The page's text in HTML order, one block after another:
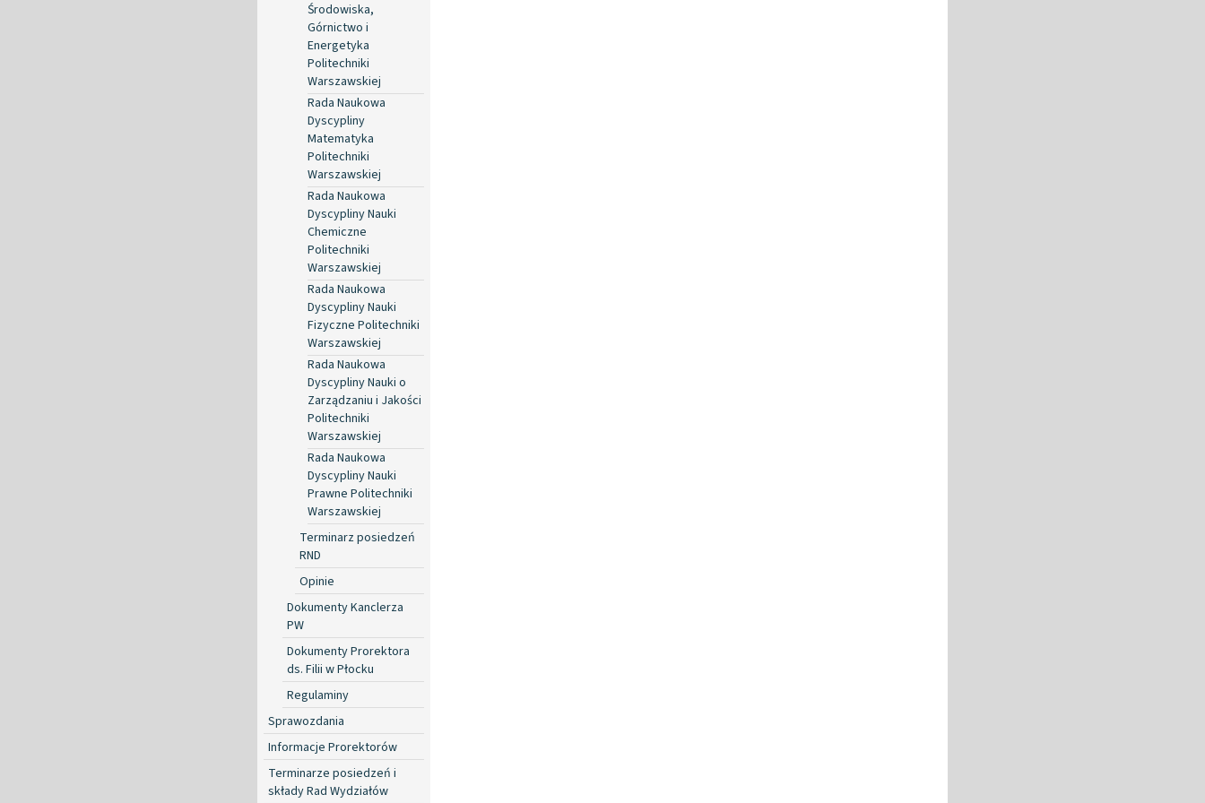
Środowiska,
Górnictwo i
Energetyka
Politechniki
Warszawskiej
Rada Naukowa
Dyscypliny
Matematyka
Politechniki
Warszawskiej
Rada Naukowa
Dyscypliny Nauki
Chemiczne
Politechniki
Warszawskiej
Rada Naukowa
Dyscypliny Nauki
Fizyczne Politechniki
Warszawskiej
Rada Naukowa
Dyscypliny Nauki o
Zarządzaniu i Jakości
Politechniki
Warszawskiej
Rada Naukowa
Dyscypliny Nauki
Prawne Politechniki
Warszawskiej
Terminarz posiedzeń
RND
Opinie
Dokumenty Kanclerza
PW
Dokumenty Prorektora
ds. Filii w Płocku
Regulaminy
Sprawozdania
Informacje Prorektorów
Terminarze posiedzeń i
składy Rad Wydziałów